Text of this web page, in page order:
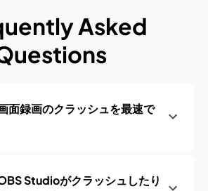
Asked
面録画のクラッシュを最速で
Studioがクラッシュしたり